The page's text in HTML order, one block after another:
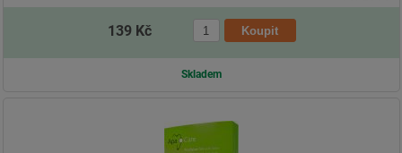
139 Kč
Skladem